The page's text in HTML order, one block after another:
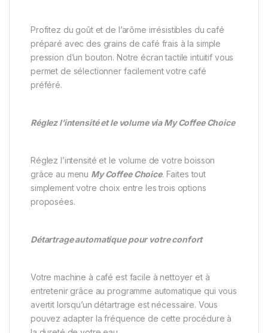
Profitez du goût et de l’arôme irrésistibles du café
préparé avec des grains de café frais à la simple
pression d’un bouton. Notre écran tactile intuitif vous
permet de sélectionner facilement votre café
préféré.
Réglez l’intensité et le volume via My Coffee Choice
Réglez l’intensité et le volume de votre boisson
grâce au menu My Coffee Choice. Faites tout
simplement votre choix entre les trois options
proposées.
Détartrage automatique pour votre confort
Votre machine à café est facile à nettoyer et à
entretenir grâce au programme automatique qui vous
avertit lorsqu’un détartrage est nécessaire. Vous
pouvez adapter la fréquence de cette procédure à